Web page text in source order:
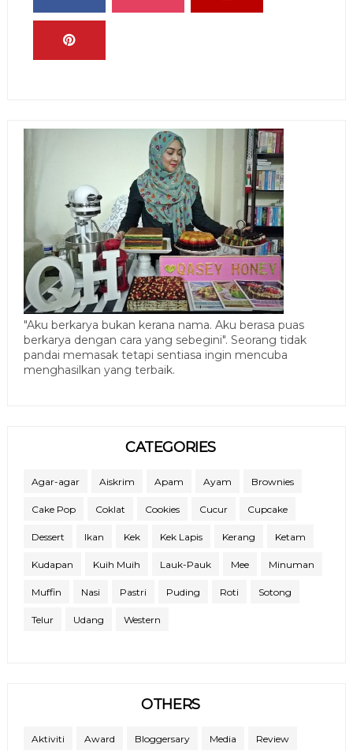
"Aku berkarya bukan kerana nama. Aku berasa puas
berkarya dengan cara yang sebegini". Seorang tidak
pandai memasak tetapi sentiasa ingin mencuba
menghasilkan yang terbaik.
CATEGORIES
Agar-agar Aiskrim Apam Ayam Brownies
Cake Pop Coklat Cookies Cucur Cupcake
Dessert Ikan Kek Kek Lapis Kerang Ketam
Kudapan Kuih Muih Lauk-Pauk Mee Minuman
Muffin Nasi Pastri Puding Roti Sotong
Telur Udang Western
OTHERS
Aktiviti Award Bloggersary Media Review